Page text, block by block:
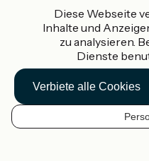
DE
Adresse
Gefördert im Rahmen
Accueil Vélo Pro
Kontakt
Rechtliche Informationen
Diese Webseite
Inhalte und
zu analysieren.
Dienste
Verbiete alle Cookies